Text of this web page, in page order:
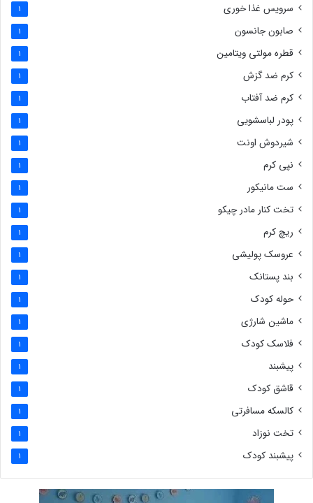
سرویس غذا خوری 1
صابون جانسون 1
قطره مولتی ویتامین 1
کرم ضد گزش 1
کرم ضد آفتاب 1
پودر لباسشویی 1
شیردوش اونت 1
نپی کرم 1
ست مانیکور 1
تخت کنار مادر چیکو 1
ریچ کرم 1
عروسک پولیشی 1
بند پستانک 1
حوله کودک 1
ماشین شارژی 1
فلاسک کودک 1
پیشبند 1
قاشق کودک 1
کالسکه مسافرتی 1
تخت نوزاد 1
پیشبند کودک 1